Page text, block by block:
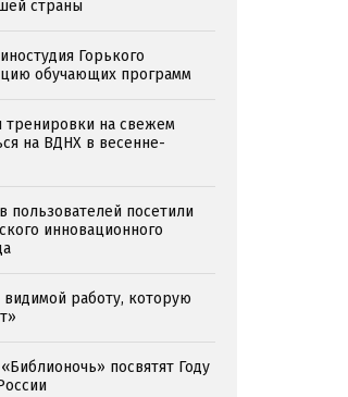
страны
Горького
обучающих программ
тренировки на свежем
на ВДНХ в весенне-
пользователей посетили
инновационного
работу, которую
посвятят Году